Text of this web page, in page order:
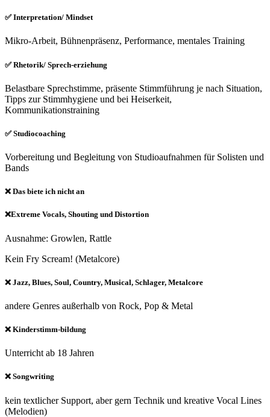
✅ Interpretation/ Mindset
Mikro-Arbeit, Bühnenpräsenz, Performance, mentales Training
✅ Rhetorik/ Sprech-erziehung
Belastbare Sprechstimme, präsente Stimmführung je nach Situation,
Tipps zur Stimmhygiene und bei Heiserkeit,
Kommunikationstraining
✅ Studiocoaching
Vorbereitung und Begleitung von Studioaufnahmen für Solisten und
Bands
❌ Das biete ich nicht an
❌Extreme Vocals, Shouting und Distortion
Ausnahme: Growlen, Rattle
Kein Fry Scream! (Metalcore)
❌ Jazz, Blues, Soul, Country, Musical, Schlager, Metalcore
andere Genres außerhalb von Rock, Pop & Metal
❌ Kinderstimm-bildung
Unterricht ab 18 Jahren
❌ Songwriting
kein textlicher Support, aber gern Technik und kreative Vocal Lines
(Melodien)